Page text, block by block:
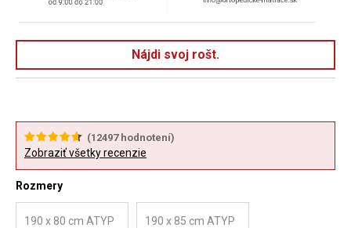
Nájdi svoj rošt.
(12497hodnotení)
Zobraziť všetky recenzie
Rozmery
190 x 80 cm ATYP 190 x 85 cm ATYP